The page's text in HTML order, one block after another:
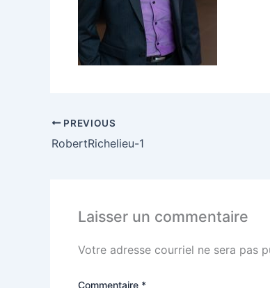
PREVIOUS
RobertRichelieu-1
Laisser un commentaire
Votre adresse courriel ne sera pas
Commentaire *